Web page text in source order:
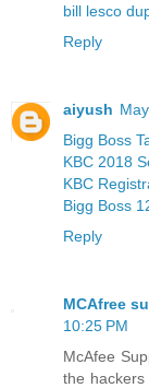
bill lesco
Reply
aiyush
Bigg Boss
KBC 2018
KBC
Bigg Boss
Reply
MCAfree
10:25 PM
McAfee
the